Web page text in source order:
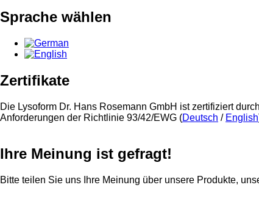
Sprache wählen
Zertifikate
Die Lysoform Dr. Hans Rosemann GmbH ist zertifiziert
Anforderungen der Richtlinie 93/42/EWG (Deutsch / English
Ihre Meinung ist gefragt!
Bitte teilen Sie uns Ihre Meinung über unsere Produkte,